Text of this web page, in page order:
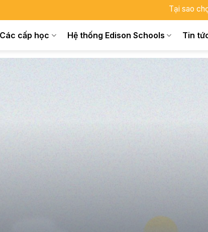
Tại sao
Các cấp học Hệ thống Edison Schools Tin